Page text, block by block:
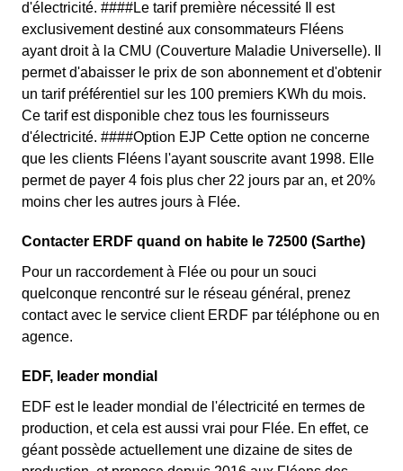
d'électricité. ####Le tarif première nécessité Il est
exclusivement destiné aux consommateurs Fléens
ayant droit à la CMU (Couverture Maladie Universelle). Il
permet d'abaisser le prix de son abonnement et d'obtenir
un tarif préférentiel sur les 100 premiers KWh du mois.
Ce tarif est disponible chez tous les fournisseurs
d'électricité. ####Option EJP Cette option ne concerne
que les clients Fléens l'ayant souscrite avant 1998. Elle
permet de payer 4 fois plus cher 22 jours par an, et 20%
moins cher les autres jours à Flée.
Contacter ERDF quand on habite le 72500 (Sarthe)
Pour un raccordement à Flée ou pour un souci
quelconque rencontré sur le réseau général, prenez
contact avec le service client ERDF par téléphone ou en
agence.
EDF, leader mondial
EDF est le leader mondial de l'électricité en termes de
production, et cela est aussi vrai pour Flée. En effet, ce
géant possède actuellement une dizaine de sites de